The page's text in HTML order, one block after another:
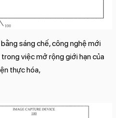
sáng chế, công nghệ mới
việc mở rộng giới hạn của
thực hóa,